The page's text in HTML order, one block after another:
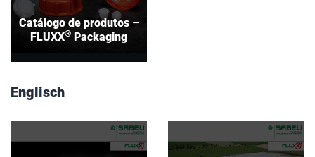
Catálogo de produtos –
FLUXX® Packaging
Englisch
Product catalog –
Product brief –
FLUXX
®
Packaging